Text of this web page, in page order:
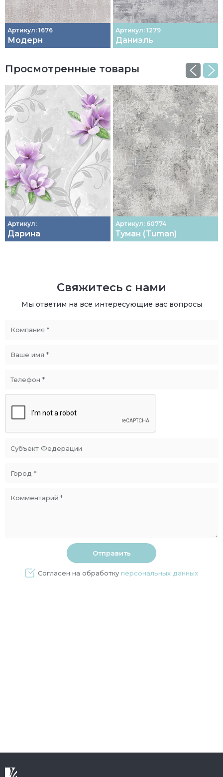
Артикул: 1676
Модерн
Артикул: 1279
Даниэль
Просмотренные товары
Артикул:
Дарина
Артикул: 60774
Туман (Tuman)
Свяжитесь с нами
Мы ответим на все интересующие вас вопросы
Согласен на обработку персональных данных